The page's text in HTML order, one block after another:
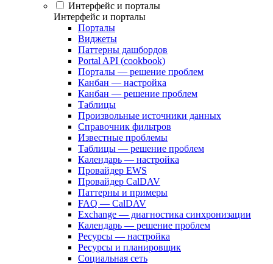
Интерфейс и порталы
Интерфейс и порталы
Порталы
Виджеты
Паттерны дашбордов
Portal API (cookbook)
Порталы — решение проблем
Канбан — настройка
Канбан — решение проблем
Таблицы
Произвольные источники данных
Справочник фильтров
Известные проблемы
Таблицы — решение проблем
Календарь — настройка
Провайдер EWS
Провайдер CalDAV
Паттерны и примеры
FAQ — CalDAV
Exchange — диагностика синхронизации
Календарь — решение проблем
Ресурсы — настройка
Ресурсы и планировщик
Социальная сеть